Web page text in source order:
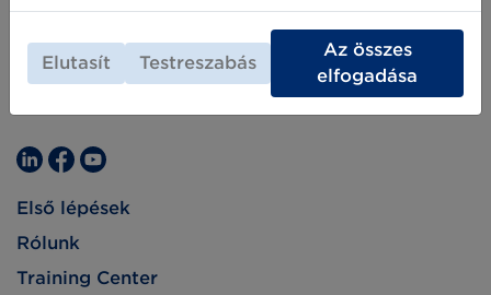
Első lépések
Rólunk
Training Center
Elutasít Testreszabás
Az összes
elfogadása